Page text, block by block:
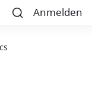
Anmelden